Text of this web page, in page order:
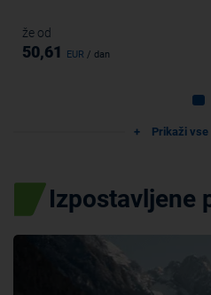
že od
50,61 EUR / dan
Prikaži vse
Izpostavljene